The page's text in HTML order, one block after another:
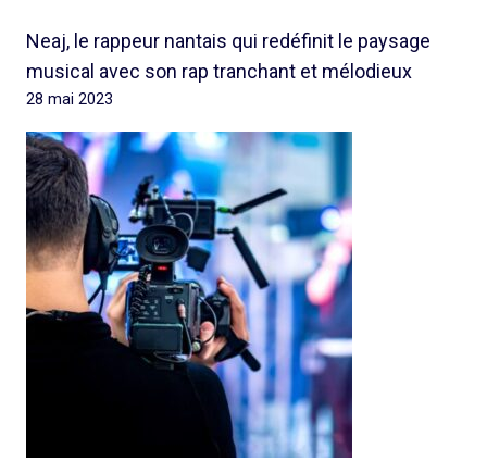
Neaj, le rappeur nantais qui redéfinit le paysage
musical avec son rap tranchant et mélodieux
28 mai 2023